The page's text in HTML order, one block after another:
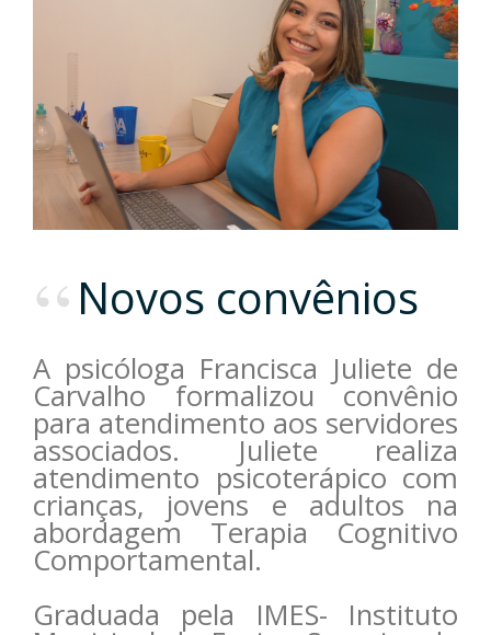
Novos convênios
A psicóloga Francisca Juliete de
Carvalho formalizou convênio
para atendimento aos servidores
associados. Juliete realiza
atendimento psicoterápico com
crianças, jovens e adultos na
abordagem Terapia Cognitivo
Comportamental.
Graduada pela IMES- Instituto